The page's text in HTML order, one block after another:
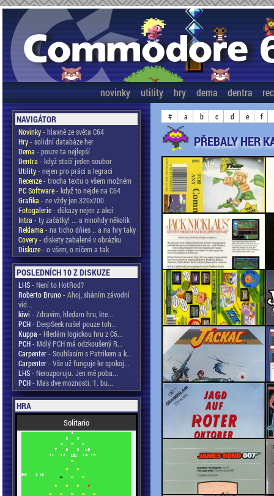
novinky utility hry dema dentra
NAVIGÁTOR
Novinky- hlavně ze světa C64
Hry- solidní databáze her
Dema - pouze ta nejlepší
Dentra - když stačí jeden soubor
Utility- nejen pro práci a legraci
Recenze- trocha textu o všem možném
PC Software- když to nejde na C64
Grafika - ne vždy jen 320x200
Fotogalerie- důkazy nejen z akcí
Intra - ty začátky! ... a mnohdy několik
Reklama - na ticho dňies .. a na hry taky
Covery- diskety zabalené v obrázku
Diskuze- o všem, o ničem a tak
POSLEDNÍCH 10 Z DISKUZE
LHS- Není to HotRod?
Roberto Bruno- Ahoj, sháním závodní
vid...
kiwi - Zdravim, hledam hru, kte...
PCH- DeepSeek našel pouze toh...
Kuppa - Hledám logickou hru z C6...
PCH- Mdlý PCH má odzkoušený R...
Carpenter- Souhlasím s Patrikem a k...
Carpenter- Vše už funguje ke spokoj...
LHS- Nerozporuju. Jen mě poba...
PCH- Mas dve moznosti. 1. bu...
HRA
Solitario
# a b c d e f
PŘEBALY HER